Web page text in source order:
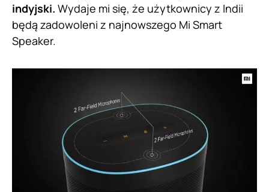
indyjski. Wydaje mi się, że użytkownicy z Indii
będą zadowoleni z najnowszego Mi Smart
Speaker.